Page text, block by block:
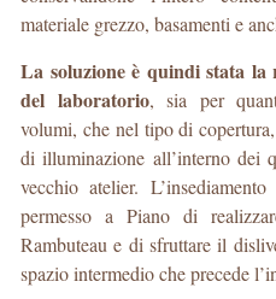
materiale grezzo, basamenti e
La soluzione è quindi stata la
del laboratorio, sia per
volumi, che nel tipo di
di illuminazione all’interno dei
vecchio atelier.
permesso a Piano di
Rambuteau e di sfruttare il
spazio intermedio che precede